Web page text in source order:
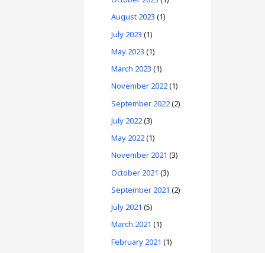
August 2023 (1)
July 2023 (1)
May 2023 (1)
March 2023 (1)
November 2022(1)
September 2022(2)
July 2022(3)
May 2022(1)
November 2021 (3)
October 2021 (3)
September 2021 (2)
July 2021 (5)
March 2021 (1)
February 2021 (1)